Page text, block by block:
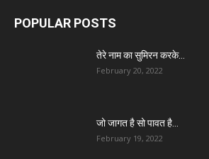
POPULAR POSTS
तेरे नाम का सुमिरन करके…
February 20, 2022
जो जागत है सो पावत है…
February 19, 2022